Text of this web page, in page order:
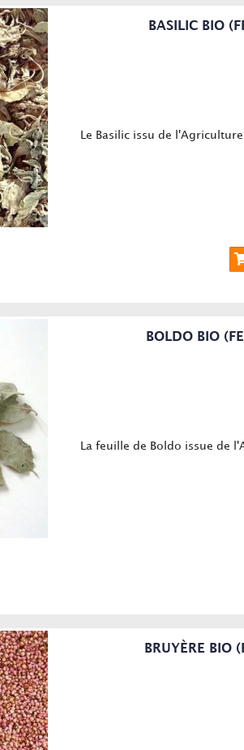
BASILIC BIO
Le Basilic issu de
BOLDO BIO
La feuille de Boldo issue de
BRUYÈRE BIO